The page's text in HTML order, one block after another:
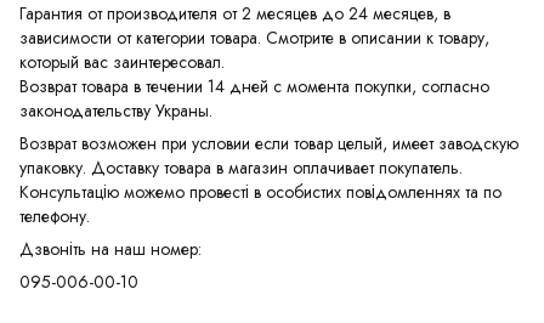
Гарантия от производителя от 2 месяцев до 24 месяцев, в
зависимости от категории товара. Смотрите в описании к товару,
который вас заинтересовал.
Возврат товара в течении 14 дней с момента покупки, согласно
законодательству Украны.
Возврат возможен при условии если товар целый, имеет заводскую
упаковку. Доставку товара в магазин оплачивает покупатель.
Консультацію можемо провесті в особистих повідомленнях та по
телефону.
Дзвоніть на наш номер:
095-006-00-10